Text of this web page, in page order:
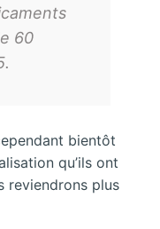
60
bientôt
qu’ils ont
reviendrons plus